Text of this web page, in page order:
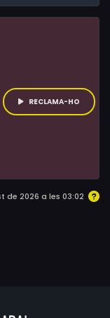
anirà
les pors i arribar
RECLAMA-HO
2026 a les 03:02